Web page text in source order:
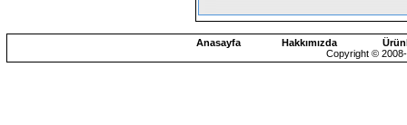
Anasayfa Hakkımızda
Copyright ©